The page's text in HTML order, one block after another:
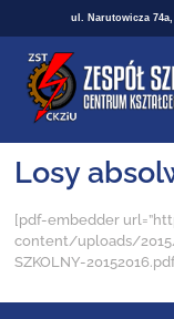
ul. Narutowicza 74a,
Losy
[pdf-embedder
content/uploads/
SZKOLNY-